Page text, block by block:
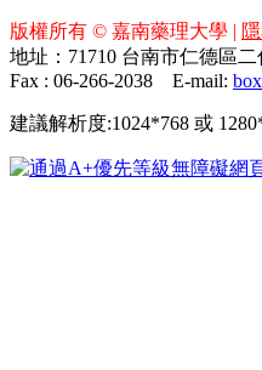
版權所有 © 嘉南藥理大學 |
地址：71710 台南市仁德區
Fax : 06-266-2038 E-mail:
建議解析度:1024*768 或